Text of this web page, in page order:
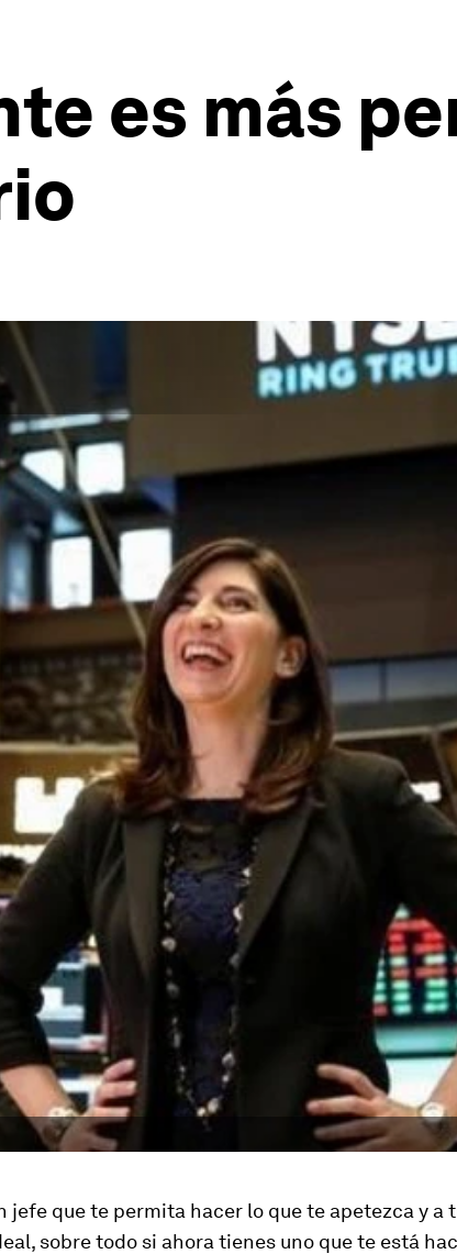
es más
jefe que te permita hacer lo que te apetezca y a
sobre todo si ahora tienes uno que te está